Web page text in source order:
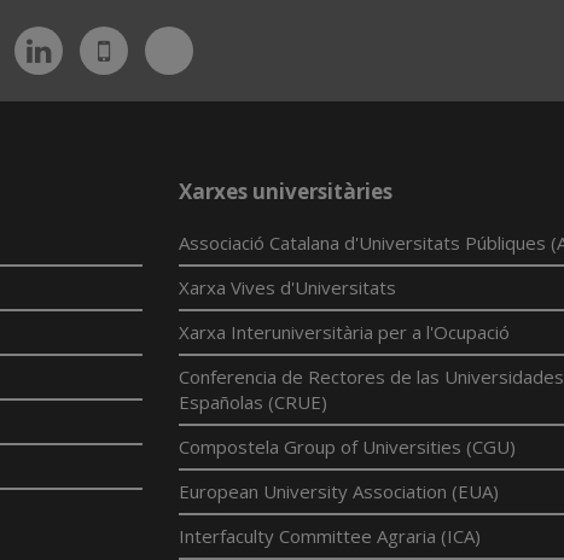
Linkedin
UdL
App
Bluesky
Xarxes universitàries
Associació Catalana d'Universitats Públiques
Xarxa Vives d'Universitats
Xarxa Interuniversitària per a l'Ocupació
Conferencia de Rectores de las Universidades
Españolas (CRUE)
Compostela Group of Universities (CGU)
European University Association (EUA)
Interfaculty Committee Agraria (ICA)